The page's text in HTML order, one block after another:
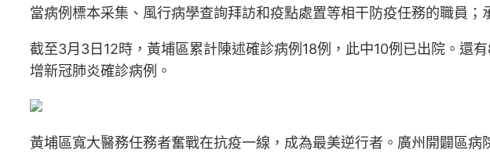
當病例標本采集、風行病學查詢拜訪和疫點處置等相干防疫任務的職員
截至3月3日12時，黃埔區累計陳述確診病例18例，此中10例已出院。還
增新冠肺炎確診病例。
黃埔區寬大醫務任務者奮戰在抗疫一線，成為最美逆行者。廣州開闢區病